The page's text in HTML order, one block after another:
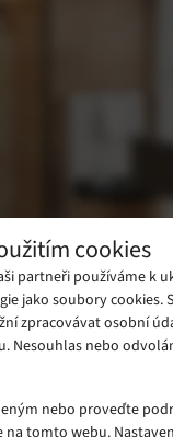
cookies
partneři používáme k
jako soubory cookies.
zpracovávat osobní
Nesouhlas nebo
nebo proveďte
tomto webu.